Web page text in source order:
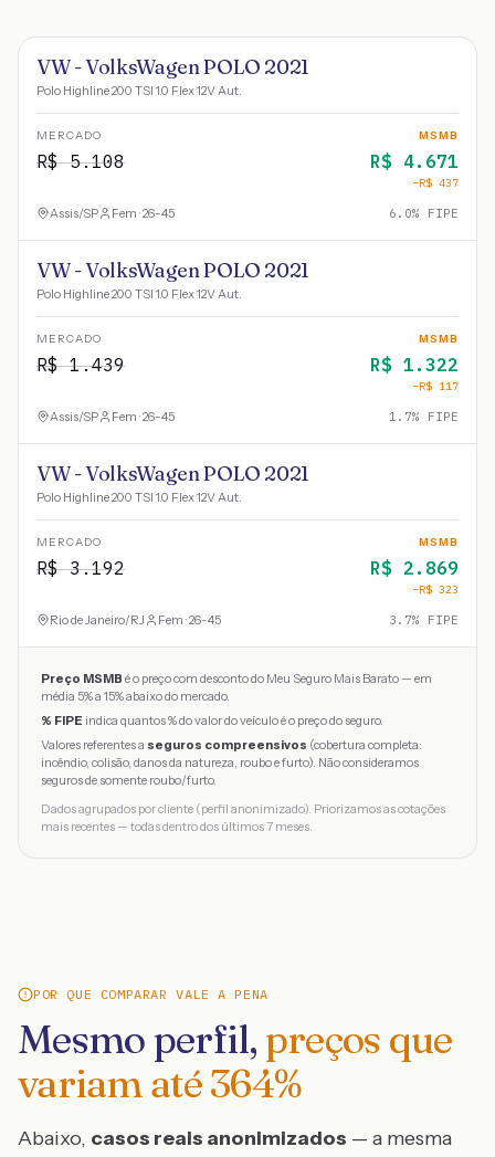
VW - VolksWagen POLO 2021
Polo Highline 200 TSI 1.0 Flex 12V Aut.
MERCADO
R$5.108
MSMB
R$ 4.671
−R$ 437
Assis/SP Fem · 26-45 6.0% FIPE
VW - VolksWagen POLO 2021
Polo Highline 200 TSI 1.0 Flex 12V Aut.
MERCADO
R$1.439
MSMB
R$ 1.322
−R$ 117
Assis/SP Fem · 26-45 1.7% FIPE
VW - VolksWagen POLO 2021
Polo Highline 200 TSI 1.0 Flex 12V Aut.
MERCADO
R$3.192
MSMB
R$ 2.869
−R$ 323
Rio de Janeiro/RJ Fem · 26-45 3.7% FIPE
Preço MSMB é o preço com desconto do Meu Seguro Mais Barato — em
média 5% a 15% abaixo do mercado.
% FIPE indica quantos % do valor do veículo é o preço do seguro.
Valores referentes a seguros compreensivos (cobertura completa:
incêndio, colisão, danos da natureza, roubo e furto). Não consideramos
seguros de somente roubo/furto.
Dados agrupados por cliente (perfil anonimizado). Priorizamos as cotações
mais recentes — todas dentro dos últimos 7 meses.
POR QUE COMPARAR VALE A PENA
Mesmo perfil, preços que
variam até364%
Abaixo, casos reais anonimizados — a mesma